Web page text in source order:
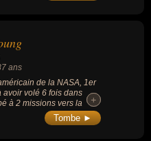
ans
de la NASA, 1er
avoir volé 6 fois dans
à 2 missions vers la
à avoir piloté 4 différents
spatiaux : le vaisseau
+
+
Tombe ►